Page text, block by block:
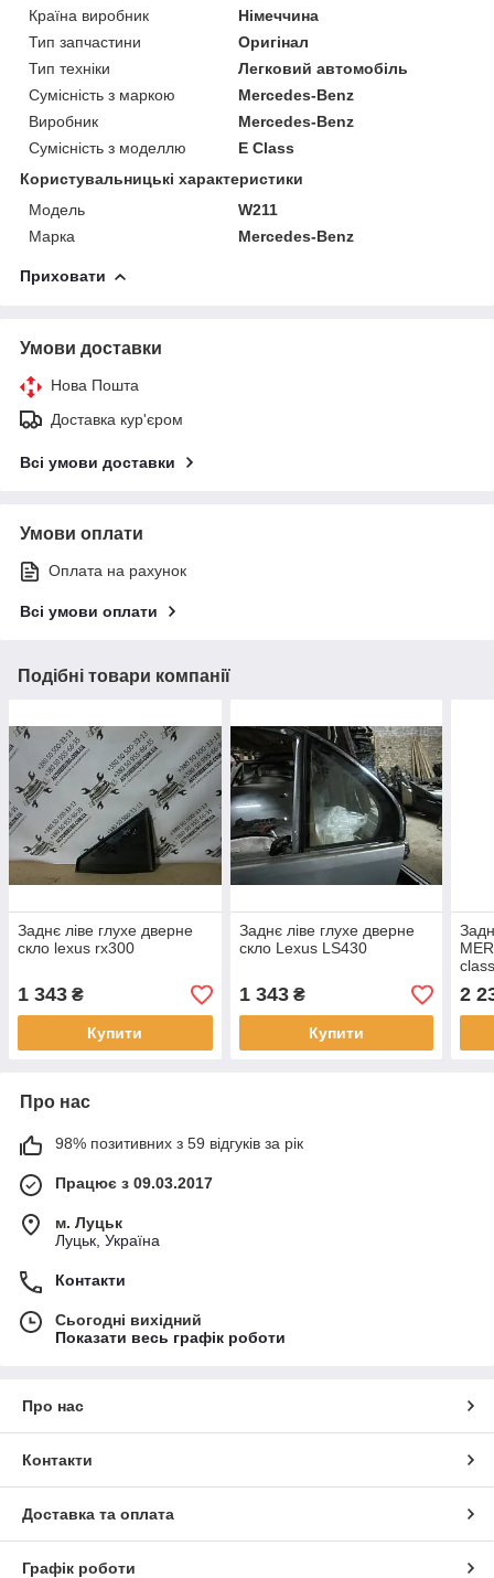
Країна виробник
Німеччина
Тип запчастини
Оригінал
Тип техніки
Легковий автомобіль
Сумісність з маркою
Mercedes-Benz
Виробник
Mercedes-Benz
Сумісність з моделлю
E Class
Користувальницькі характеристики
Модель
W211
Марка
Mercedes-Benz
Приховати
Умови доставки
Нова Пошта
Доставка кур'єром
Всі умови доставки
Умови оплати
Оплата на рахунок
Всі умови оплати
Подібні товари компанії
Заднє ліве глухе дверне
скло lexus rx300
1 343 ₴
Купити
Заднє ліве глухе дверне
скло Lexus LS430
1 343₴
Купити
2
Про нас
98% позитивних з 59 відгуків за рік
Працює з 09.03.2017
м. Луцьк
Луцьк, Україна
Контакти
Сьогодні вихідний
Показати весь графік роботи
Про нас
Контакти
Доставка та оплата
Графік роботи